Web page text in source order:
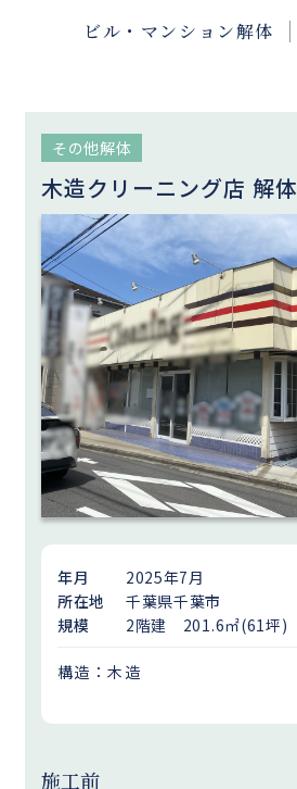
ビル・マンション解体
その他解体
木造クリーニング店 解体
年月
2025年7月
所在地
千葉県千葉市
規模
2階建 201.6㎡(61坪)
構造：木造
施工前